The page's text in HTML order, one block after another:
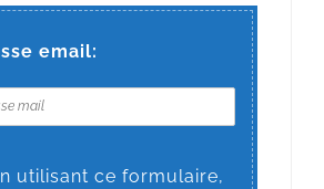
email:
utilisant ce formulaire,